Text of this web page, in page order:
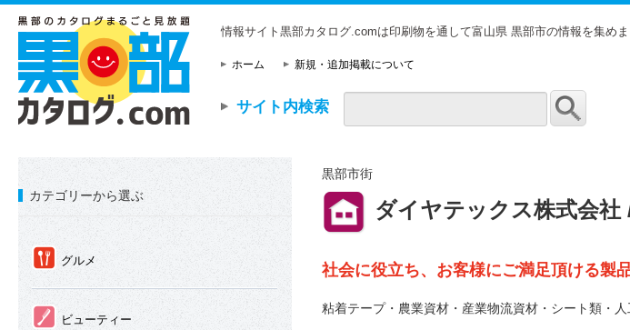
情報サイト黒部カタログ.comは印刷物を通して富山県 黒部市の情報を集め
ホーム 新規・追加掲載について
サイト内検索
カテゴリーから選ぶ
① グルメ
② ビューティー
黒部市街
⑪ ダイヤテックス株式会社
社会に役立ち、お客様にご満足頂ける製
粘着テープ・農業資材・産業物流資材・シート類・